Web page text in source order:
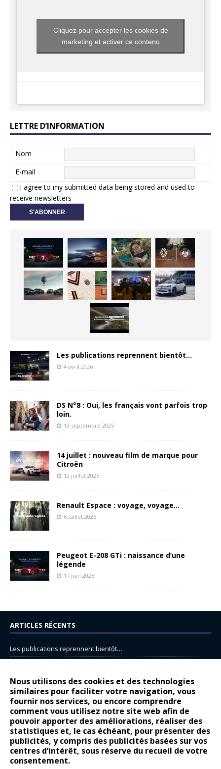
Nous utilisons des cookies et des technologies
similaires pour faciliter votre navigation, vous
fournir nos services, ou encore comprendre
comment vous utilisez notre site web afin de
pouvoir apporter des améliorations, réaliser des
statistiques et, le cas échéant, pour présenter des
publicités, y compris des publicités basées sur vos
centres d’intérêt, sous réserve du recueil de votre
consentement.
Cliquez pour accepter les cookies de
marketing et activer ce contenu
LETTRE D’INFORMATION
Nom
E-mail
I agree to my submitted data being stored and used to
receive newsletters
Les publications reprennent bientôt…
4 avril 2026
DS N°8 : Oui, les français vont parfois trop
loin.
13 septembre 2025
14 juillet : nouveau film de marque pour
Citroën
12 juillet 2025
Renault Espace : voyage, voyage…
6 juillet 2025
Peugeot E-208 GTi : naissance d’une
légende
17 juin 2025
ARTICLES RÉCENTS
Les publications reprennent bientôt…
14 juillet : nouveau film de marque pour Citroën
Renault Espace : voyage, voyage…
Peugeot E-208 GTi : naissance d’une légende
COMMENTAIRES RÉCENTS
Bernard DardartdansDacia Sandero : pour les gens vrais